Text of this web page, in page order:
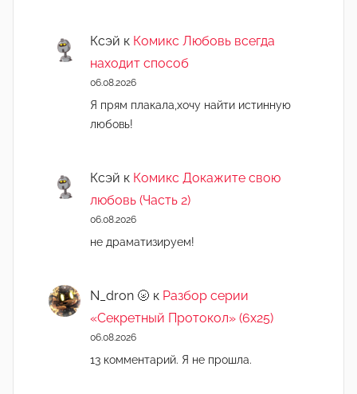
Ксэй к Комикс Любовь всегда
находит способ
06.08.2026
Я прям плакала,хочу найти истинную
любовь!
Ксэй к Комикс Докажите свою
любовь (Часть 2)
06.08.2026
не драматизируем!
N_dron 🌝 к Разбор серии
«Секретный Протокол» (6х25)
06.08.2026
13 комментарий. Я не прошла.